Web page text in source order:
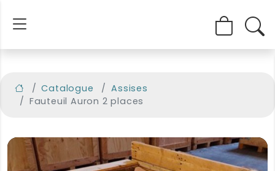
Catalogue
Assises
Fauteuil Auron 2 places